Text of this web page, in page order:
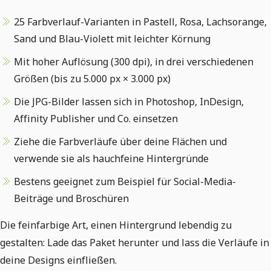
25 Farbverlauf-Varianten in Pastell, Rosa, Lachsorange,
Sand und Blau-Violett mit leichter Körnung
Mit hoher Auflösung (300 dpi), in drei verschiedenen
Größen (bis zu 5.000 px × 3.000 px)
Die JPG-Bilder lassen sich in Photoshop, InDesign,
Affinity Publisher und Co. einsetzen
Ziehe die Farbverläufe über deine Flächen und
verwende sie als hauchfeine Hintergründe
Bestens geeignet zum Beispiel für Social-Media-
Beiträge und Broschüren
Die feinfarbige Art, einen Hintergrund lebendig zu
gestalten: Lade das Paket herunter und lass die Verläufe in
deine Designs einfließen.